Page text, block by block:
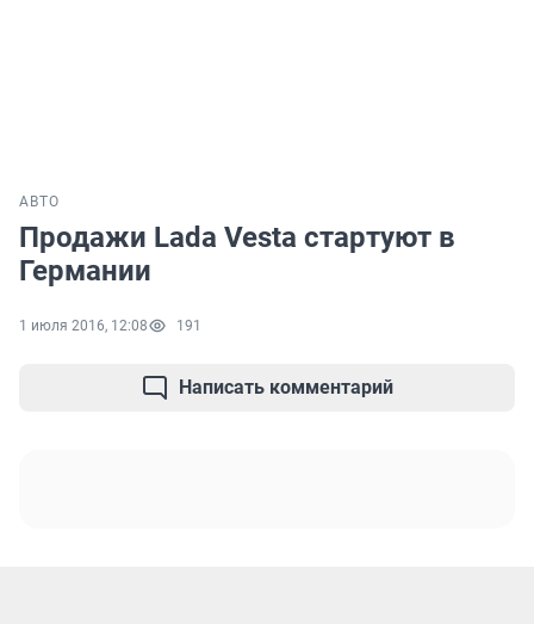
АВТО
Продажи Lada Vesta стартуют в
Германии
1 июля 2016, 12:08 191
Написать комментарий